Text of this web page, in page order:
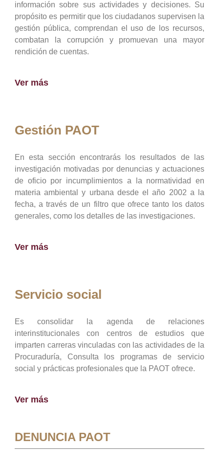
información sobre sus actividades y decisiones. Su
propósito es permitir que los ciudadanos supervisen la
gestión pública, comprendan el uso de los recursos,
combatan la corrupción y promuevan una mayor
rendición de cuentas.
Ver más
Gestión PAOT
En esta sección encontrarás los resultados de las
investigación motivadas por denuncias y actuaciones
de oficio por incumplimientos a la normatividad en
materia ambiental y urbana desde el año 2002 a la
fecha, a través de un filtro que ofrece tanto los datos
generales, como los detalles de las investigaciones.
Ver más
Servicio social
Es consolidar la agenda de relaciones
interinstitucionales con centros de estudios que
imparten carreras vinculadas con las actividades de la
Procuraduría, Consulta los programas de servicio
social y prácticas profesionales que la PAOT ofrece.
Ver más
DENUNCIA PAOT